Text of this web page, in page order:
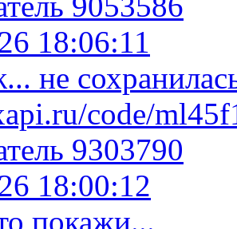
18:06:11
не
code/
9303790
18:00:12
покажи...